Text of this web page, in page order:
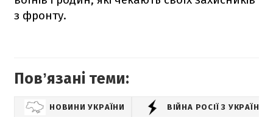
з фронту.
Повʼязані теми:
НОВИНИ УКРАЇНИ ВІЙНА РОСІЇ З